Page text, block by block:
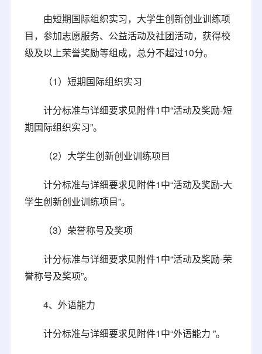
由短期国际组织实习，大学生创新创业训练项
目，参加志愿服务、公益活动及社团活动，获得校
级及以上荣誉奖励等组成，总分不超过10分。
（1）短期国际组织实习
计分标准与详细要求见附件1中“活动及奖励-短
期国际组织实习”。
（2）大学生创新创业训练项目
计分标准与详细要求见附件1中“活动及奖励-大
学生创新创业训练项目”。
（3）荣誉称号及奖项
计分标准与详细要求见附件1中“活动及奖励-荣
誉称号及奖项”。
4、外语能力
计分标准与详细要求见附件1中“外语能力 ”。